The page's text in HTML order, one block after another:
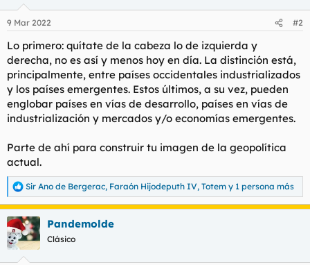
e
:
9 Mar 2022 #2
Lo primero: quítate de la cabeza lo de izquierda y
derecha, no es así y menos hoy en día. La distinción está,
principalmente, entre países occidentales industrializados
y los países emergentes. Estos últimos, a su vez, pueden
englobar países en vías de desarrollo, países en vías de
industrialización y mercados y/o economías emergentes.
Parte de ahí para construir tu imagen de la geopolítica
actual.
R
e
a
c
c
i
Sir Ano de Bergerac, Faraón Hijodeputh IV, Totem y 1 persona más
Pandemolde
Clásico